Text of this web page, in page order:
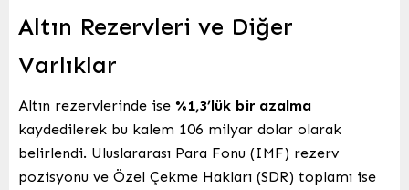
Altın Rezervleri ve Diğer
Varlıklar
Altın rezervlerinde ise %1,3’lük bir azalma
kaydedilerek bu kalem 106 milyar dolar olarak
belirlendi. Uluslararası Para Fonu (IMF) rezerv
pozisyonu ve Özel Çekme Hakları (SDR) toplamı ise